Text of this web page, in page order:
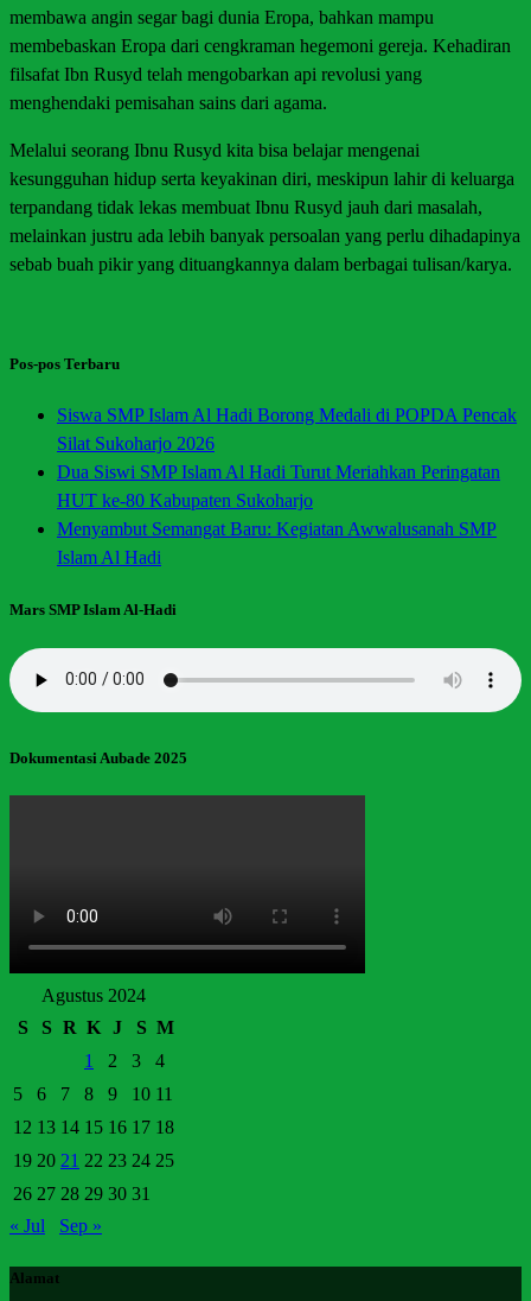
membawa angin segar bagi dunia Eropa, bahkan mampu
membebaskan Eropa dari cengkraman hegemoni gereja. Kehadiran
filsafat Ibn Rusyd telah mengobarkan api revolusi yang
menghendaki pemisahan sains dari agama.
Melalui seorang Ibnu Rusyd kita bisa belajar mengenai
kesungguhan hidup serta keyakinan diri, meskipun lahir di keluarga
terpandang tidak lekas membuat Ibnu Rusyd jauh dari masalah,
melainkan justru ada lebih banyak persoalan yang perlu dihadapinya
sebab buah pikir yang dituangkannya dalam berbagai tulisan/karya.
Pos-pos Terbaru
Siswa SMP Islam Al Hadi Borong Medali di POPDA Pencak
Silat Sukoharjo 2026
Dua Siswi SMP Islam Al Hadi Turut Meriahkan Peringatan
HUT ke-80 Kabupaten Sukoharjo
Menyambut Semangat Baru: Kegiatan Awwalusanah SMP
Islam Al Hadi
Mars SMP Islam Al-Hadi
Dokumentasi Aubade 2025
Agustus 2024
S
S R K J S M
1
2 3
4
5
6 7 8 9 10 11
12 13 14 15 16 17 18
19 20 21 22 23 24 25
26 27 28 29 30 31
« Jul
Sep »
Alamat